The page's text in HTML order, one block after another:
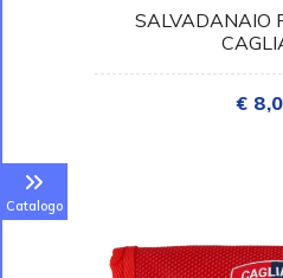
Catalogo
SALVADANAIO
€